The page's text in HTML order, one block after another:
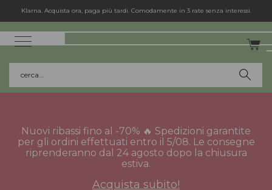
Klarna. Acquista ora, paga più tardi. Comodamente in 3 rate senza interessi.
cerca...
Nuovi ribassi fino al -70% 🔥 Spedizioni garantite
per gli ordini effettuati entro il 5/08. Le consegne
riprenderanno dal 24 agosto dopo la chiusura
estiva.
Acquista subito!